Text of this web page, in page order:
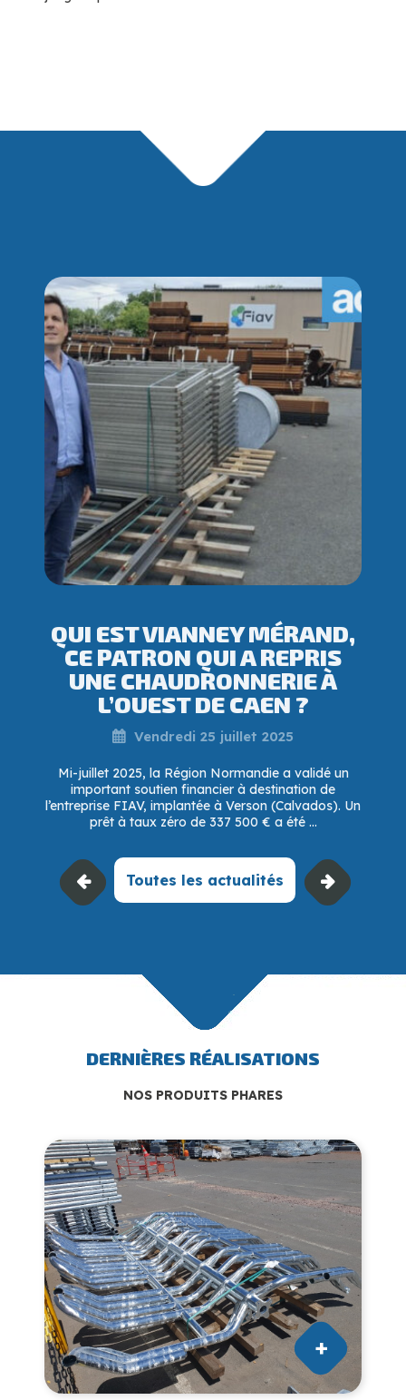
QUI EST VIANNEY MÉRAND,
CE PATRON QUI A REPRIS
UNE CHAUDRONNERIE À
L’OUEST DE CAEN ?
Vendredi 25 juillet 2025
Mi-juillet 2025, la Région Normandie a validé un
important soutien financier à destination de
l’entreprise FIAV, implantée à Verson (Calvados). Un
prêt à taux zéro de 337 500 € a été ...
Toutes les actualités
DERNIÈRES RÉALISATIONS
NOS PRODUITS PHARES